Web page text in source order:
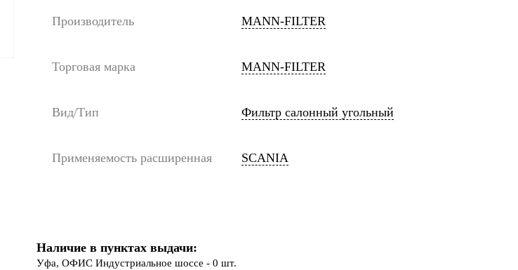
Производитель MANN-FILTER
Торговая марка MANN-FILTER
Вид/Тип Фильтр салонный угольный
Применяемость расширенная SCANIA
Наличие в пунктах выдачи:
Уфа, ОФИС Индустриальное шоссе - 0 шт.